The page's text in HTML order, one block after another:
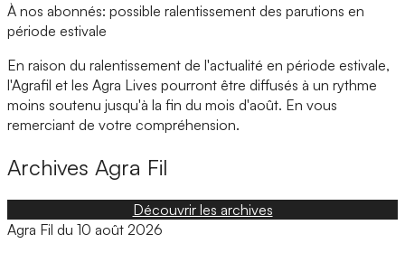
À nos abonnés: possible ralentissement des parutions en
période estivale
En raison du ralentissement de l'actualité en période estivale,
l'Agrafil et les Agra Lives pourront être diffusés à un rythme
moins soutenu jusqu'à la fin du mois d'août. En vous
remerciant de votre compréhension.
Archives Agra Fil
Découvrir les archives
Agra Fil du 10 août 2026